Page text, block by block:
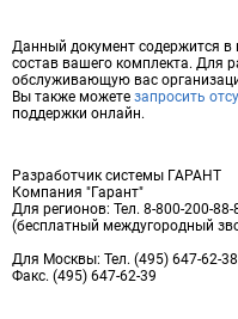
Данный документ содержится
состав вашего комплекта. Для
обслуживающую вас
Вы также можете запросить
поддержки онлайн.
Разработчик системы ГАРАНТ
Компания "Гарант"
Для регионов: Тел. 8-800-200-88-
(бесплатный междугородный
Для Москвы: Тел. (495) 647-62-38
Факс. (495) 647-62-39